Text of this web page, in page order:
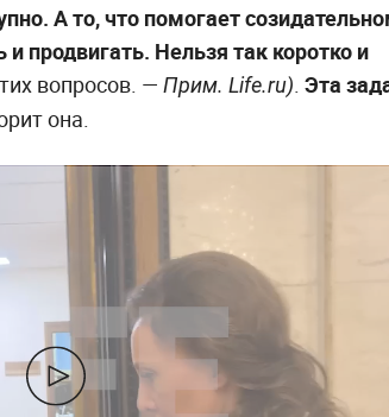
А то, что помогает
продвигать. Нельзя так коротко и
вопросов. — Прим. Life.ru). Эта
она.